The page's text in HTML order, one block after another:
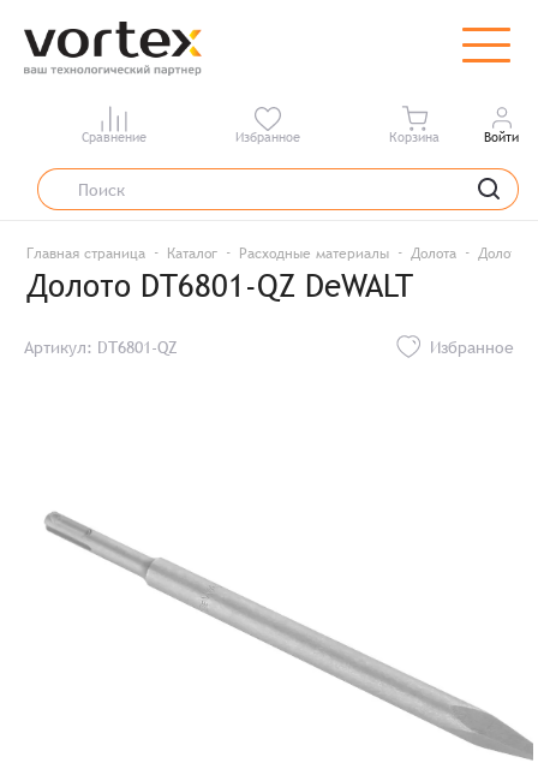
Сравнение Избранное Корзина Войти
Главная страница Каталог Расходные материалы Долота Долото
Долото DT6801-QZ DeWALT
Артикул: DT6801-QZ Избранное